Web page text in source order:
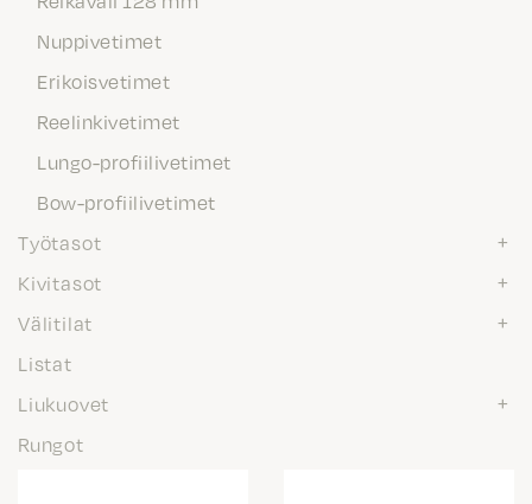
Nuppivetimet
Erikoisvetimet
Reelinkivetimet
Lungo-profiilivetimet
Bow-profiilivetimet
Työtasot
Kivitasot
Välitilat
Listat
Liukuovet
Rungot